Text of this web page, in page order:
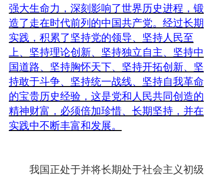
强大生命力，深刻影响了世界历史进程，锻
造了走在时代前列的中国共产党。经过长期
实践，积累了坚持党的领导、坚持人民至
上、坚持理论创新、坚持独立自主、坚持中
国道路、坚持胸怀天下、坚持开拓创新、坚
持敢于斗争、坚持统一战线、坚持自我革命
的宝贵历史经验，这是党和人民共同创造的
精神财富，必须倍加珍惜、长期坚持，并在
实践中不断丰富和发展。
我国正处于并将长期处于社会主义初级